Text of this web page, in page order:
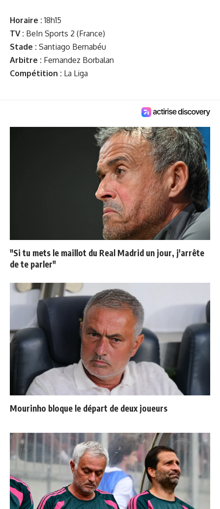
Horaire : 18h15
TV : BeIn Sports 2 (France)
Stade : Santiago Bernabéu
Arbitre : Fernandez Borbalan
Compétition : La Liga
"Si tu mets le maillot du Real Madrid un jour, j'arrête
de te parler"
Mourinho bloque le départ de deux joueurs